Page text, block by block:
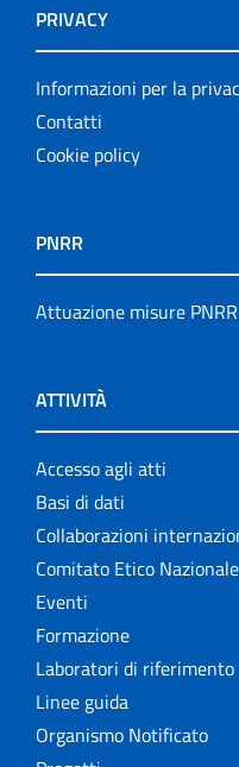
PRIVACY
Informazioni per la
Contatti
Cookie policy
PNRR
Attuazione misure PNRR
ATTIVITÀ
Accesso agli atti
Basi di dati
Collaborazioni
Comitato Etico Nazionale
Eventi
Formazione
Laboratori di riferimento
Linee guida
Organismo Notificato